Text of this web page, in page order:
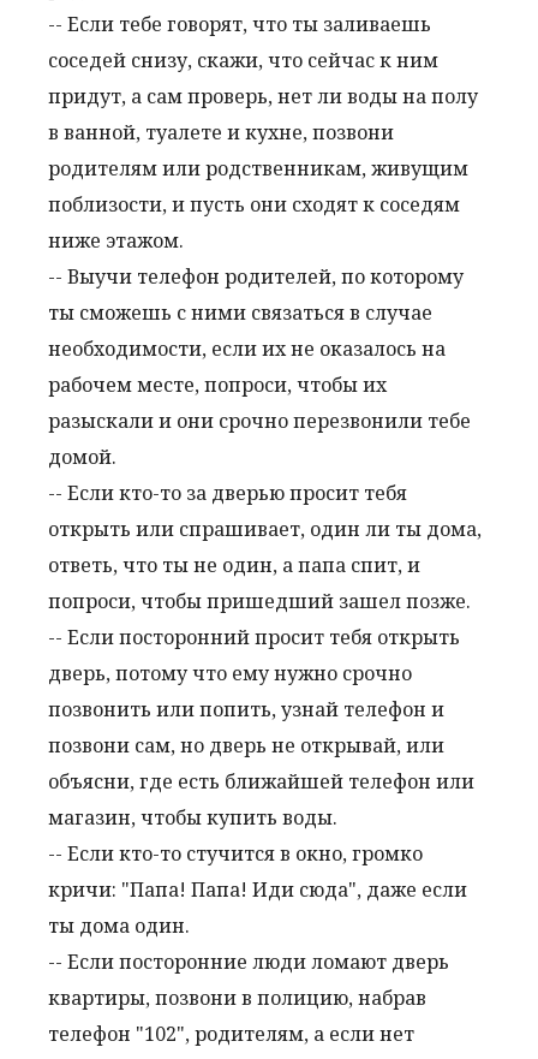
-- Если тебе говорят, что ты заливаешь
соседей снизу, скажи, что сейчас к ним
придут, а сам проверь, нет ли воды на полу
в ванной, туалете и кухне, позвони
родителям или родственникам, живущим
поблизости, и пусть они сходят к соседям
ниже этажом.
-- Выучи телефон родителей, по которому
ты сможешь с ними связаться в случае
необходимости, если их не оказалось на
рабочем месте, попроси, чтобы их
разыскали и они срочно перезвонили тебе
домой.
-- Если кто-то за дверью просит тебя
открыть или спрашивает, один ли ты дома,
ответь, что ты не один, а папа спит, и
попроси, чтобы пришедший зашел позже.
-- Если посторонний просит тебя открыть
дверь, потому что ему нужно срочно
позвонить или попить, узнай телефон и
позвони сам, но дверь не открывай, или
объясни, где есть ближайшей телефон или
магазин, чтобы купить воды.
-- Если кто-то стучится в окно, громко
кричи: "Папа! Папа! Иди сюда", даже если
ты дома один.
-- Если посторонние люди ломают дверь
квартиры, позвони в полицию, набрав
телефон "102", родителям, а если нет